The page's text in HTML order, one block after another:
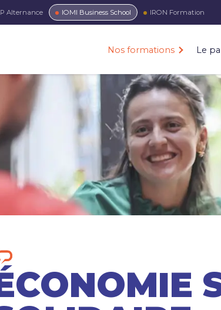
Alternance IOMI Business School IRON Formation
Nos formations Le